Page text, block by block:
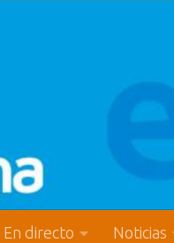
En directo Noticias